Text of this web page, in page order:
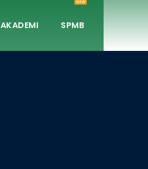
AKADEMI SPMB
NEW